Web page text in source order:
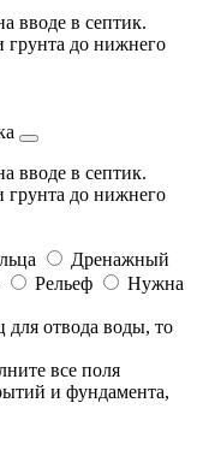
вводе в септик.
грунта до нижнего
вводе в септик.
грунта до нижнего
Дренажный
Рельеф
Нужна
для отвода воды, то
все поля
и фундамента,